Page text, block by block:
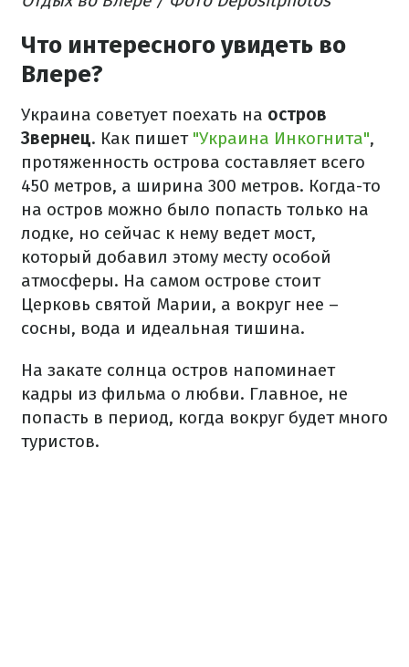
Что интересного увидеть во
Влере?
Украина советует поехать на остров
Звернец. Как пишет "Украина Инкогнита",
протяженность острова составляет всего
450 метров, а ширина 300 метров. Когда-то
на остров можно было попасть только на
лодке, но сейчас к нему ведет мост,
который добавил этому месту особой
атмосферы. На самом острове стоит
Церковь святой Марии, а вокруг нее –
сосны, вода и идеальная тишина.
На закате солнца остров напоминает
кадры из фильма о любви. Главное, не
попасть в период, когда вокруг будет много
туристов.